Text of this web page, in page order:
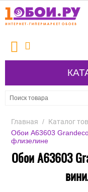
Главная / Каталог
Обои A63603
флизелине
Обои A63603